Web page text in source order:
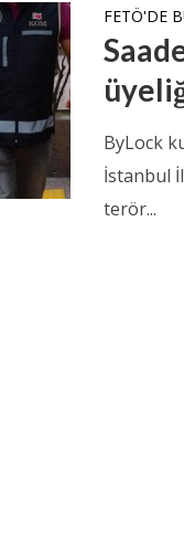
FETÖ'DE
ByLock
İstanbul
terör...